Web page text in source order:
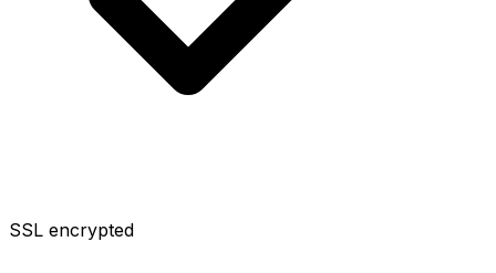
SSL encrypted